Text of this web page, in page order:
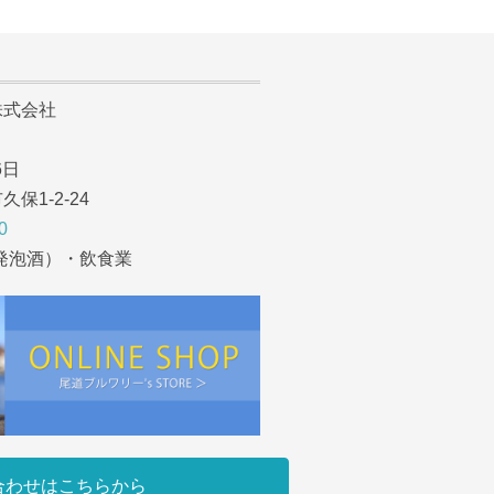
会社
1-2-24
酒）・飲食業
わせはこちらから